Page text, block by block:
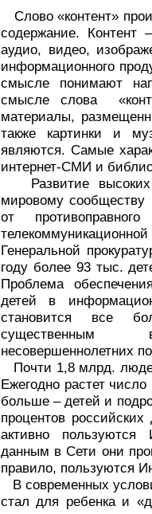
Слово«контент»
содержание.
аудио, видео,
информационного
смысле понимают
смысле слова
материалы,
также картинки и
являются. Самые
интернет-СМИ и
Развитие высоких
мировому сообществу
от
Генеральной
году более 93 тыс.
Проблема
детей в
становится все
существенным
несовершеннолетних
Почти 1,8 млрд.
Ежегодно растет
больше – детей и
процентов
активно пользуются
данным в Сети они
правило, пользуются
В современных
стал для ребенка и